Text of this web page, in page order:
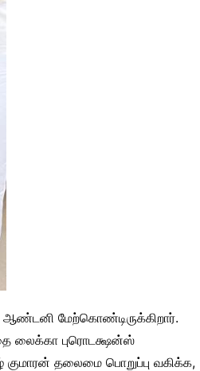
மேற்கொண்டிருக்கிறார்.
லைக்கா புரொடக்ஷன்ஸ்
குமாரன் தலைமை பொறுப்பு வகிக்க,